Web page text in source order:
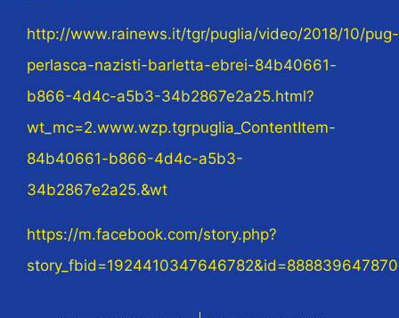
http://www.rainews.it/tgr/puglia/video/2018/10/pug-
perlasca-nazisti-barletta-ebrei-84b40661-
b866-4d4c-a5b3-34b2867e2a25.html?
wt_mc=2.www.wzp.tgrpuglia_ContentItem-
84b40661-b866-4d4c-a5b3-
34b2867e2a25.&wt
https://m.facebook.com/story.php?